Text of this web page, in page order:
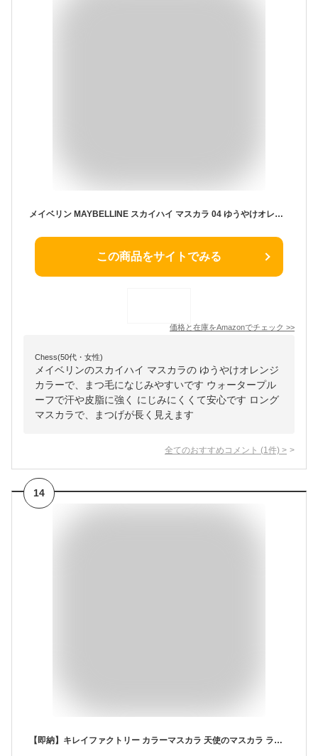
メイベリン MAYBELLINE スカイハイ マスカラ 04 ゆうやけオレンジ ウォータープルーフ ロング
この商品をサイトでみる
価格と在庫をAmazonでチェック >>
Chess(50代・女性)
メイベリンのスカイハイ マスカラの ゆうやけオレンジ
カラーで、まつ毛になじみやすいです ウォータープル
ーフで汗や皮脂に強く にじみにくくて安心です ロング
マスカラで、まつげが長く見えます
全てのおすすめコメント (1 件) >
14
【即納】キレイファクトリー カラーマスカラ 天使のマスカラ ラッシュ＆アイブロウマスカラ ウォータープルーフ まつ毛 眉 小さめ カーブブラシ カールキープ 美容成分配合 自然 ボリューム 色素薄い系 カラーメイク ナチュラル コスメ